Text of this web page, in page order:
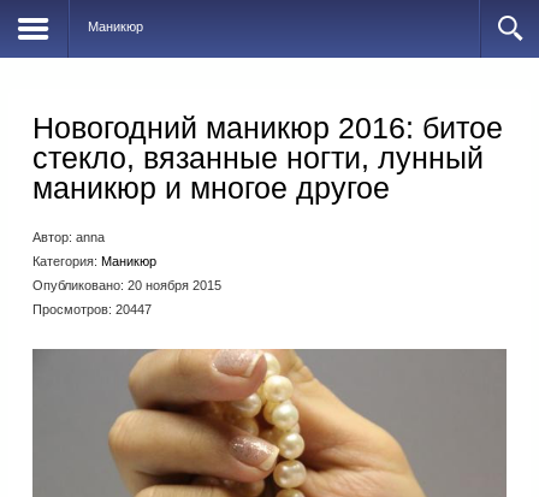
Маникюр
Новогодний маникюр 2016: битое
стекло, вязанные ногти, лунный
маникюр и многое другое
Автор: anna
Категория: Маникюр
Опубликовано: 20 ноября 2015
Просмотров: 20447